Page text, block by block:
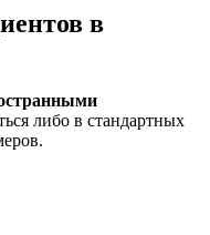
в
либо в стандартных